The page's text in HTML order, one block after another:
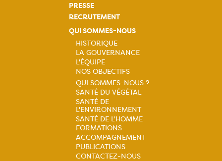
PRESSE
RECRUTEMENT
QUI SOMMES-NOUS
Navigation
principale
HISTORIQUE
LA GOUVERNANCE
L'ÉQUIPE
NOS OBJECTIFS
Navigation
principale
QUI SOMMES-NOUS ?
SANTÉ DU VÉGÉTAL
SANTÉ DE
L'ENVIRONNEMENT
SANTÉ DE L'HOMME
FORMATIONS
ACCOMPAGNEMENT
PUBLICATIONS
CONTACTEZ-NOUS